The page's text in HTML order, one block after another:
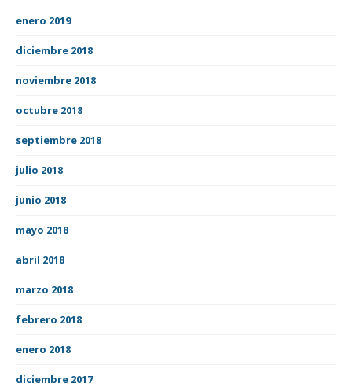
enero 2019
diciembre 2018
noviembre 2018
octubre 2018
septiembre 2018
julio 2018
junio 2018
mayo 2018
abril 2018
marzo 2018
febrero 2018
enero 2018
diciembre 2017